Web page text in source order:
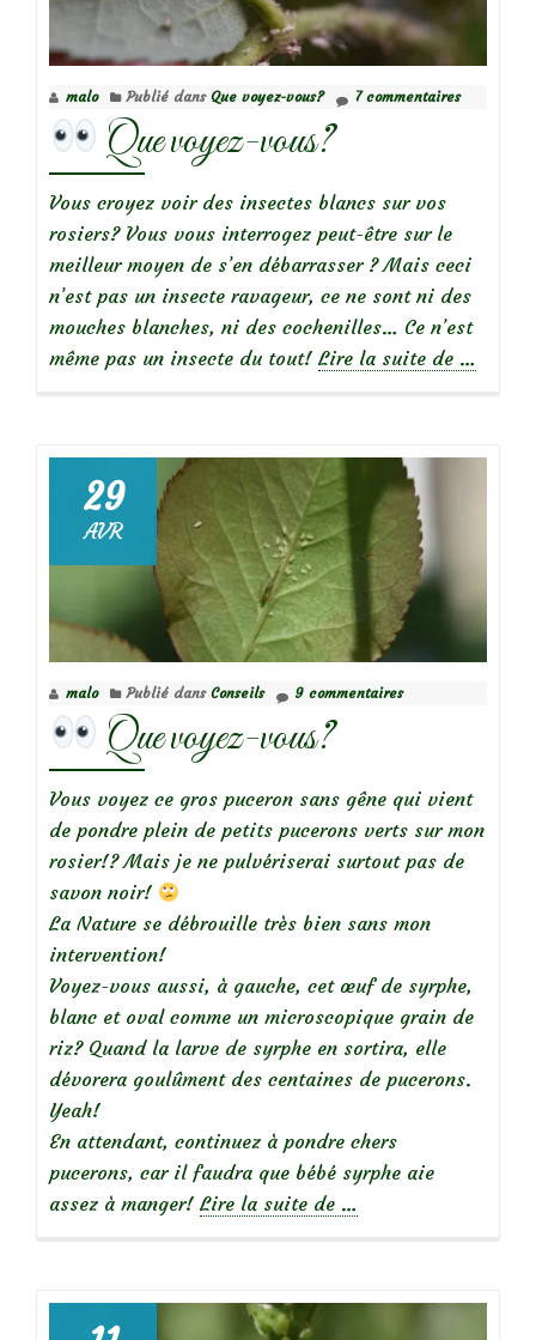
malo Publié dans Que voyez-vous? 7 commentaires
Que voyez-vous?
Vous croyez voir des insectes blancs sur vos
rosiers? Vous vous interrogez peut-être sur le
meilleur moyen de s’en débarrasser ? Mais ceci
n’est pas un insecte ravageur, ce ne sont ni des
mouches blanches, ni des cochenilles… Ce n’est
même pas un insecte du tout! Lire la suite de à
…
29
AVR
malo Publié dans Conseils 9 commentaires
Que voyez-vous?
Vous voyez ce gros puceron sans gêne qui vient
de pondre plein de petits pucerons verts sur mon
rosier!? Mais je ne pulvériserai surtout pas de
savon noir!
La Nature se débrouille très bien sans mon
intervention!
Voyez-vous aussi, à gauche, cet œuf de syrphe,
blanc et oval comme un microscopique grain de
riz? Quand la larve de syrphe en sortira, elle
dévorera goulûment des centaines de pucerons.
Yeah!
En attendant, continuez à pondre chers
pucerons, car il faudra que bébé syrphe aie
assez à manger! Lire la suite de à
…